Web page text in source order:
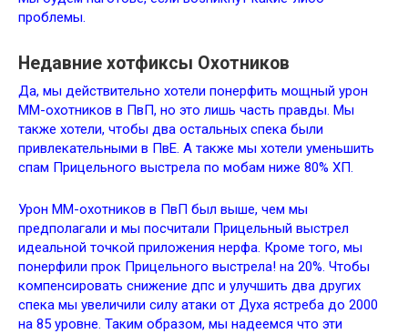
проблемы.
Недавние хотфиксы Охотников
Да, мы действительно хотели понерфить мощный урон
ММ-охотников в ПвП, но это лишь часть правды. Мы
также хотели, чтобы два остальных спека были
привлекательными в ПвЕ. А также мы хотели уменьшить
спам Прицельного выстрела по мобам ниже 80% ХП.
Урон ММ-охотников в ПвП был выше, чем мы
предполагали и мы посчитали Прицельный выстрел
идеальной точкой приложения нерфа. Кроме того, мы
понерфили прок Прицельного выстрела! на 20%. Чтобы
компенсировать снижение дпс и улучшить два других
спека мы увеличили силу атаки от Духа ястреба до 2000
на 85 уровне. Таким образом, мы надеемся что эти